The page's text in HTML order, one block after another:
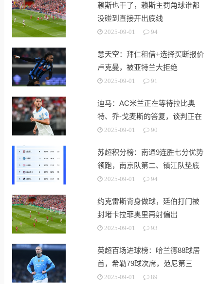
赖斯也干了，赖斯主罚角球谁都
没碰到直接开出底线
2025-09-01 94
意天空：拜仁租借+选择买断报价
卢克曼，被亚特兰大拒绝
2025-09-01 91
迪马：AC米兰正在等待拉比奥
特、乔-戈麦斯的答复，谈判正在
继续
2025-09-01 90
苏超积分榜：南通9连胜七分优势
领跑，南京队第二、镇江队垫底
2025-09-01 94
约克雷斯背身做球，廷伯打门被
封堵卡拉菲奥里再射偏出
2025-09-01 93
英超百场进球榜：哈兰德88球居
首，希勒79球次席，范尼第三
2025-09-01 89